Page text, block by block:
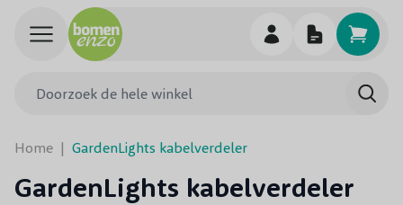
Ga naar de inhoud
Home | GardenLights kabelverdeler
GardenLights kabelverdeler